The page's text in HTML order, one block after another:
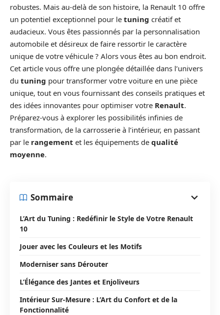
robustes. Mais au-delà de son histoire, la Renault 10 offre
un potentiel exceptionnel pour le tuning créatif et
audacieux. Vous êtes passionnés par la personnalisation
automobile et désireux de faire ressortir le caractère
unique de votre véhicule ? Alors vous êtes au bon endroit.
Cet article vous offre une plongée détaillée dans l’univers
du tuning pour transformer votre voiture en une pièce
unique, tout en vous fournissant des conseils pratiques et
des idées innovantes pour optimiser votre Renault.
Préparez-vous à explorer les possibilités infinies de
transformation, de la carrosserie à l’intérieur, en passant
par le rangement et les équipements de qualité
moyenne.
Sommaire
L’Art du Tuning : Redéfinir le Style de Votre Renault
10
Jouer avec les Couleurs et les Motifs
Moderniser sans Dérouter
L’Élégance des Jantes et Enjoliveurs
Intérieur Sur-Mesure : L’Art du Confort et de la
Fonctionnalité